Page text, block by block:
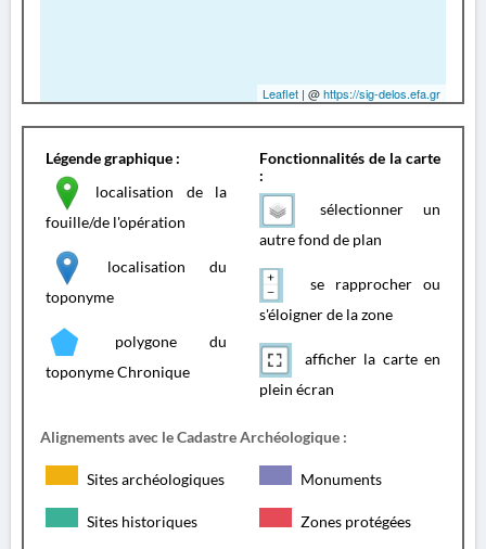
Leaflet | @https://sig-delos.efa.gr
Légende graphique :
localisation de la
fouille/de l'opération
localisation du
toponyme
polygone du
toponyme Chronique
Fonctionnalités de la carte
:
sélectionner un
autre fond de plan
se rapprocher ou
s'éloigner de la zone
afficher la carte en
plein écran
Alignements avec le Cadastre Archéologique :
Sites archéologiques Monuments
Sites historiques Zones protégées